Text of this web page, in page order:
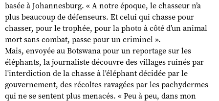
basée à Johannesburg. « A notre époque, le chasseur n’a
plus beaucoup de défenseurs. Et celui qui chasse pour
chasser, pour le trophée, pour la photo à côté d’un animal
mort sans combat, passe pour un criminel ».
Mais, envoyée au Botswana pour un reportage sur les
éléphants, la journaliste découvre des villages ruinés par
l'interdiction de la chasse à l'éléphant décidée par le
gouvernement, des récoltes ravagées par les pachydermes
qui ne se sentent plus menacés. « Peu à peu, dans mon